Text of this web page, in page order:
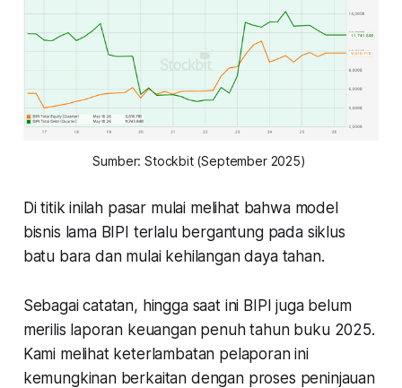
Sumber: Stockbit (September 2025)
Di titik inilah pasar mulai melihat bahwa model
bisnis lama BIPI terlalu bergantung pada siklus
batu bara dan mulai kehilangan daya tahan.
Sebagai catatan, hingga saat ini BIPI juga belum
merilis laporan keuangan penuh tahun buku 2025.
Kami melihat keterlambatan pelaporan ini
kemungkinan berkaitan dengan proses peninjauan